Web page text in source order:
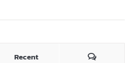
Recent Comments